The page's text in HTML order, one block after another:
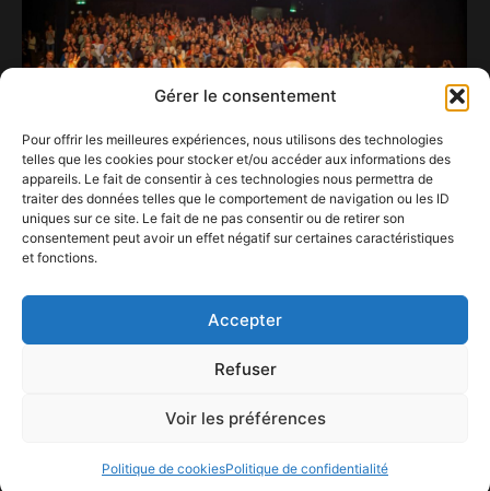
Gérer le consentement
Pour offrir les meilleures expériences, nous utilisons des technologies
telles que les cookies pour stocker et/ou accéder aux informations des
appareils. Le fait de consentir à ces technologies nous permettra de
traiter des données telles que le comportement de navigation ou les ID
uniques sur ce site. Le fait de ne pas consentir ou de retirer son
consentement peut avoir un effet négatif sur certaines caractéristiques
et fonctions.
Accepter
Refuser
Voir les préférences
Politique de cookiesPolitique de confidentialité
14 novembre 2024